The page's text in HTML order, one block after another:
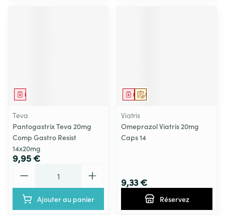
Médicament
Teva
Pantogastrix Teva 20mg
Comp Gastro Resist
14x20mg
9,95 €
Ajouter au panier
Sur prescription
Médicament
Viatris
Omeprazol Viatris 20mg
Caps 14
9,33 €
Réservez